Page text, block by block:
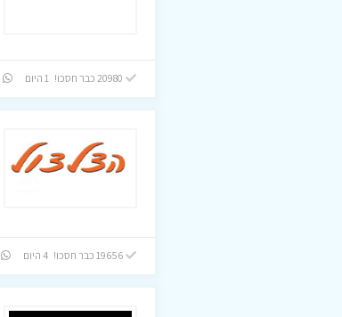
19656 כבר חסכו! 4 היום